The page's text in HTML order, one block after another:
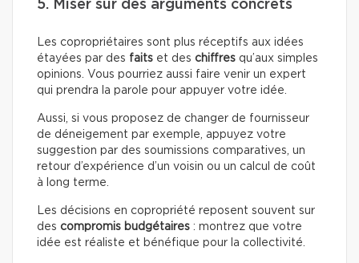
5. Miser sur des arguments concrets
Les copropriétaires sont plus réceptifs aux idées
étayées par des faits et des chiffres qu’aux simples
opinions. Vous pourriez aussi faire venir un expert
qui prendra la parole pour appuyer votre idée.
Aussi, si vous proposez de changer de fournisseur
de déneigement par exemple, appuyez votre
suggestion par des soumissions comparatives, un
retour d’expérience d’un voisin ou un calcul de coût
à long terme.
Les décisions en copropriété reposent souvent sur
des compromis budgétaires : montrez que votre
idée est réaliste et bénéfique pour la collectivité.